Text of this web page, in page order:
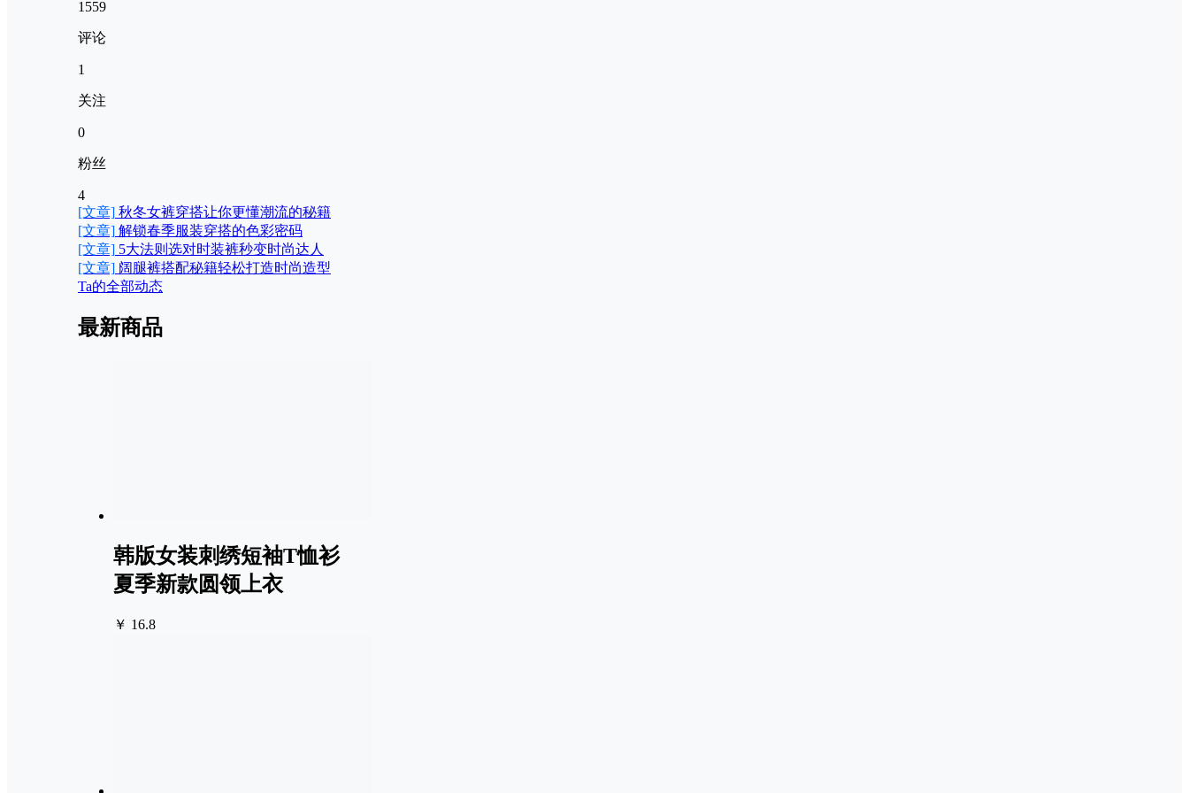
1559
评论
1
关注
0
粉丝
4
[文章] 秋冬女裤穿搭让你更懂潮流的秘籍
[文章] 解锁春季服装穿搭的色彩密码
[文章] 5大法则选对时装裤秒变时尚达人
[文章] 阔腿裤搭配秘籍轻松打造时尚造型
Ta的全部动态
最新商品
韩版女装刺绣短袖T恤衫
夏季新款圆领上衣
￥ 16.8